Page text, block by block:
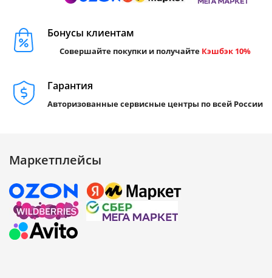
Бонусы клиентам
Совершайте покупки и получайте Кэшбэк 10%
Гарантия
Авторизованные сервисные центры по всей России
Маркетплейсы